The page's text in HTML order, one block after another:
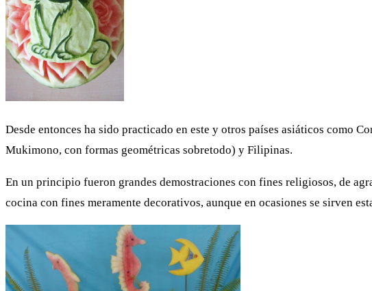
Desde entonces ha sido practicado en este y otros países asiáticos como
Mukimono, con formas geométricas sobretodo) y Filipinas.
En un principio fueron grandes demostraciones con fines religiosos, de
cocina con fines meramente decorativos, aunque en ocasiones se sirven